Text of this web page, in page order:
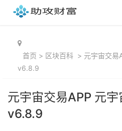
首页 > 区块百科 > 元宇宙交易
v6.8.9
元宇宙交易APP 元
v6.8.9